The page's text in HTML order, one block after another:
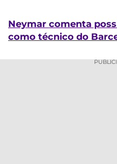
Neymar comenta
como técnico do